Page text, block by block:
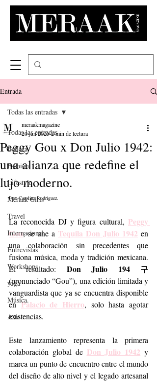
Entrada
Todas las entradas
Belleza
Fashion
Lifestyle
Meraak Girls
Travel
Internacional
Entrevistas
Workshops
yoga
Música.
Arte
Todas las entradas
Peggy Gou x Don Julio 1942:
una alianza que redefine el
lujo moderno.
meraakmagazine
20 jun 20252 min de lectura
Por: Carolina Rodríguez.
La reconocida DJ y figura cultural, Peggy
Gou, se une a Tequila Don Julio 1942 en
una colaboración sin precedentes que
fusiona música, moda y tradición mexicana.
El resultado: Don Julio 194 구
(pronunciado “Gou”), una edición limitada y
vanguardista que ya se encuentra disponible
en Palacio de Hierro, solo hasta agotar
existencias.
Este lanzamiento representa la primera
colaboración global de Don Julio 1942 y
marca un punto de encuentro entre el mundo
del diseño de alto nivel y el legado artesanal